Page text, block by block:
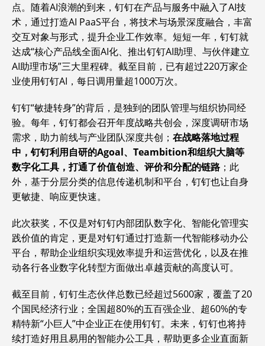
点。随着AI浪潮的到来，钉钉在产品与服务中融入了AI技
术，通过打造AI PaaS平台，将技术与场景深度融合，丰富
交互对象与形式，提升企业工作效率。短短一年，钉钉就
达成“核心产品线全面AI化、推出钉钉AI助理、与伙伴建立
AI助理市场”三大里程碑。截至目前，已有超过220万家企
业使用钉钉AI，每日调用量超1000万次。
钉钉“敏捷转身”的背后，是独到的团队管理与组织协同经
验。每年，钉钉都会召开年度战略共创会，深度调研市场
需求，助力前线与产业团队深度共创； 在战略落地过程
中，钉钉利用自研的Agoal、Teambition和组织大脑等
数字化工具，打通了价值创造、评价和分配的链路 ；此
外，基于分层分类的信息传递机制和平台，钉钉也让自身
更敏捷、响应更快速。
此次获奖，不仅是对钉钉内部团队数字化、智能化管理实
践价值的肯定，更是对钉钉通过打造新一代智能移动办公
平台，帮助企业组织实现效率提升和运营优化，以及在推
动各行各业数字化转型方面做出卓越贡献的高度认可。
截至目前，钉钉生态伙伴总数已经超过5600家，覆盖了20
个国民经济行业；全国超80%的五百强企业、超60%的专
精特新“小巨人”中企业正在使用钉钉。未来，钉钉也将持
续打造好用且易用的智能办公工具，帮助更多企业直面新